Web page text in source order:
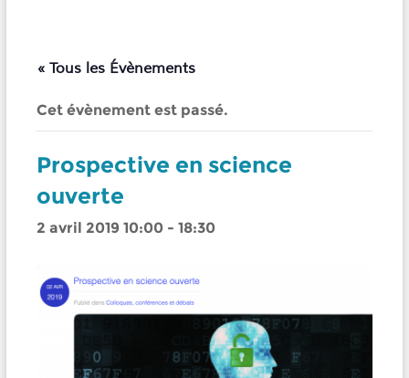
« Tous les Évènements
Cet évènement est passé.
Prospective en science
ouverte
2 avril 2019 10:00 - 18:30